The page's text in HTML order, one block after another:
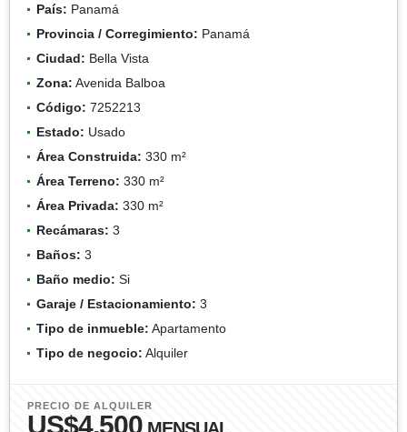
País: Panamá
Provincia / Corregimiento: Panamá
Ciudad: Bella Vista
Zona: Avenida Balboa
Código: 7252213
Estado: Usado
Área Construida: 330 m²
Área Terreno: 330 m²
Área Privada: 330 m²
Recámaras: 3
Baños: 3
Baño medio: Si
Garaje / Estacionamiento: 3
Tipo de inmueble: Apartamento
Tipo de negocio: Alquiler
PRECIO DE ALQUILER
US$4,500